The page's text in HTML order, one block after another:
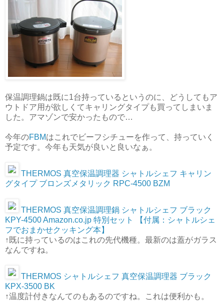
保温調理鍋は既に1台持っているというのに、どうしてもア
ウトドア用が欲しくてキャリングタイプも買ってしまいま
した。アマゾンで安かったもので…
今年のFBMはこれでビーフシチューを作って、持っていく
予定です。今年も天気が良いと良いなぁ。
THERMOS 真空保温調理器 シャトルシェフ キャリン
グタイプ ブロンズメタリック RPC-4500 BZM
THERMOS 真空保温調理鍋 シャトルシェフ ブラック
KPY-4500 Amazon.co.jp 特別セット 【付属：シャトルシェ
フでおまかせクッキング本】
↑既に持っているのはこれの先代機種。最新のは蓋がガラス
なんですね。
THERMOS シャトルシェフ 真空保温調理器 ブラック
KPX-3500 BK
↑温度計付きなんてのもあるのですね。これは便利かも。